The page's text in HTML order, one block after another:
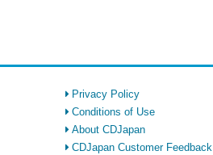
Privacy Policy
Conditions of Use
About CDJapan
CDJapan Customer Feedback